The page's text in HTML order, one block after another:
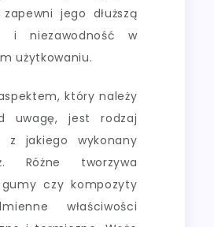
jego dłuższą
i niezawodność w
użytkowaniu.
który należy
uwagę, jest rodzaj
z jakiego wykonany
Różne tworzywa
czy kompozyty
właściwości